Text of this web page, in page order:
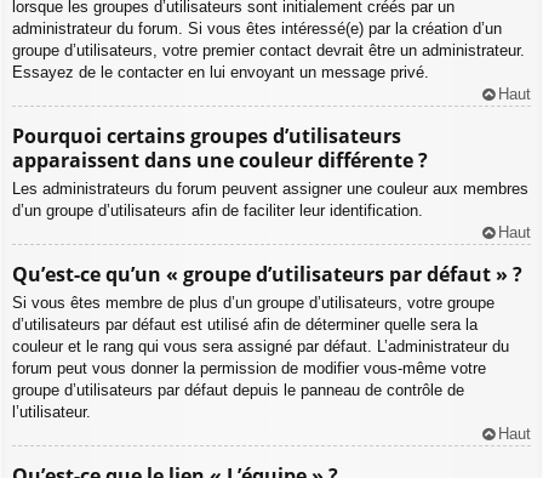
lorsque les groupes d’utilisateurs sont initialement créés par un
administrateur du forum. Si vous êtes intéressé(e) par la création d’un
groupe d’utilisateurs, votre premier contact devrait être un administrateur.
Essayez de le contacter en lui envoyant un message privé.
Haut
Pourquoi certains groupes d’utilisateurs
apparaissent dans une couleur différente ?
Les administrateurs du forum peuvent assigner une couleur aux membres
d’un groupe d’utilisateurs afin de faciliter leur identification.
Haut
Qu’est-ce qu’un « groupe d’utilisateurs par défaut » ?
Si vous êtes membre de plus d’un groupe d’utilisateurs, votre groupe
d’utilisateurs par défaut est utilisé afin de déterminer quelle sera la
couleur et le rang qui vous sera assigné par défaut. L’administrateur du
forum peut vous donner la permission de modifier vous-même votre
groupe d’utilisateurs par défaut depuis le panneau de contrôle de
l’utilisateur.
Haut